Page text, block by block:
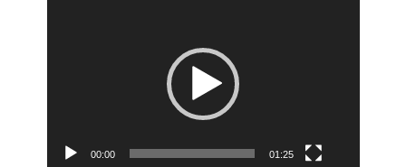
00:00 01:25